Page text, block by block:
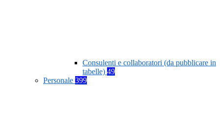
Consulenti e collaboratori (da pubblicare in
tabelle) 49
Personale 399